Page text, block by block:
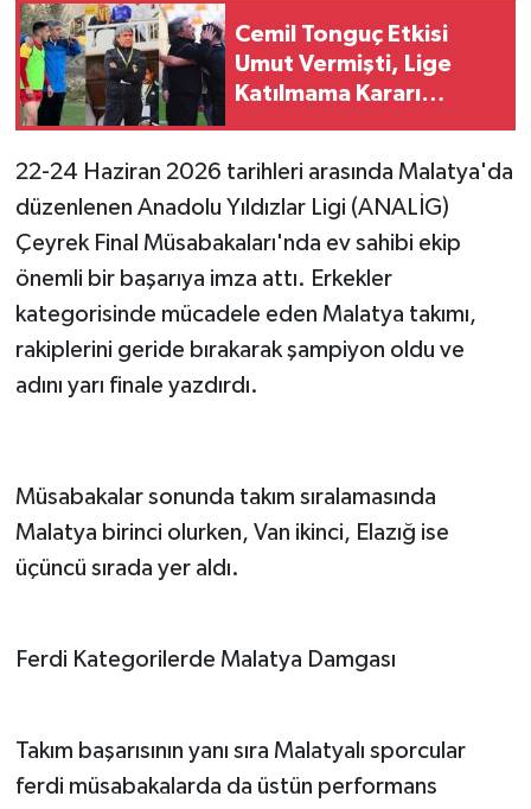
Cemil Tonguç Etkisi
Umut Vermişti, Lige
Katılmama Kararı
22-24 Haziran 2026 tarihleri arasında Malatya'da
düzenlenen Anadolu Yıldızlar Ligi (ANALİG)
Çeyrek Final Müsabakaları'nda ev sahibi ekip
önemli bir başarıya imza attı. Erkekler
kategorisinde mücadele eden Malatya takımı,
rakiplerini geride bırakarak şampiyon oldu ve
adını yarı finale yazdırdı.
Müsabakalar sonunda takım sıralamasında
Malatya birinci olurken, Van ikinci, Elazığ ise
üçüncü sırada yer aldı.
Ferdi Kategorilerde Malatya Damgası
Takım başarısının yanı sıra Malatyalı sporcular
ferdi müsabakalarda da üstün performans